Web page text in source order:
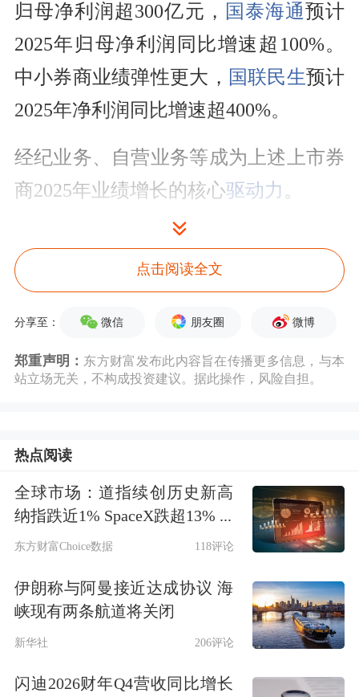
归母净利润超300亿元， 国泰海通预计
2025年归母净利润同比增速超100%。
中小券商业绩弹性更大， 国联民生预计
2025年净利润同比增速超400%。
经纪业务、自营业务等成为上述上市券
商2025年业绩增长的核心驱动力 。
业内人士表示，2025年A股市场活跃，
券商业绩高景气度延续，建议关注业绩
银河证券研报表示，国家“稳增长、稳
股市”“提振资本市场”的政策目标将持
宽松环境延续、资本市场环境持续优
化、投资者信心重塑等多方面因素共同
推动证券板块景气度上行。
场活跃度维持高位，财富管理转型、国
际业务拓展、金融科技赋能均有望成为
点击阅读全文
分享至： 微信 朋友圈 微博
郑重声明： 东方财富发布此内容旨在传播更多信息，与本
站立场无关，不构成投资建议。据此操作，风险自担。
热点阅读
全球市场：道指续创历史新高
纳指跌近1% SpaceX跌超13% ...
东方财富Choice数据 118评论
伊朗称与阿曼接近达成协议 海
峡现有两条航道将关闭
新华社 206评论
闪迪2026财年Q4营收同比增长